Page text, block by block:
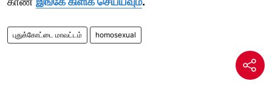
புதுக்கோட்டை மாவட்டம் homosexual